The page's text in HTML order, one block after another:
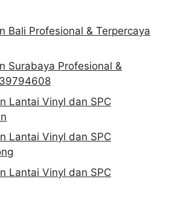
Bali Profesional & Terpercaya
Surabaya Profesional &
Lantai Vinyl dan SPC
Lantai Vinyl dan SPC
Lantai Vinyl dan SPC